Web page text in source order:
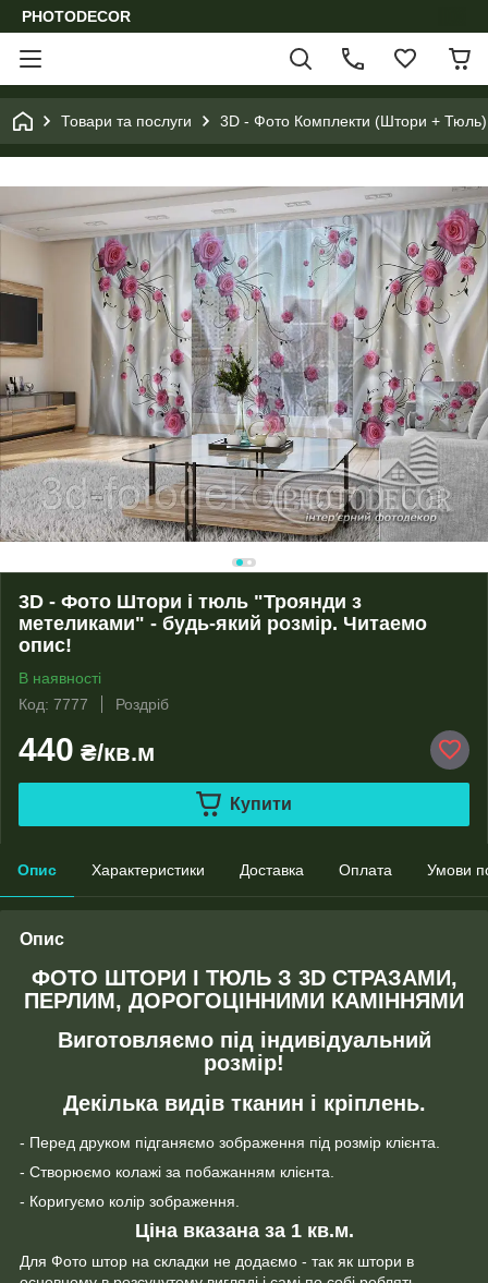
PHOTODECOR
Товари та послуги 3D - Фото Комплекти (Штори + Тюль)
3D - Фото Штори і тюль "Троянди з
метеликами" - будь-який розмір. Читаемо
опис!
В наявності
Код: 7777
Роздріб
440 ₴/кв.м
Купити
Опис Характеристики Доставка Оплата Умови
Опис
ФОТО ШТОРИ І ТЮЛЬ З 3D СТРАЗАМИ,
ПЕРЛИМ, ДОРОГОЦІННИМИ КАМІННЯМИ
Виготовляємо під індивідуальний
розмір!
Декілька видів тканин і кріплень.
- Перед друком підганяємо зображення під розмір клієнта.
- Створюємо колажі за побажанням клієнта.
- Коригуємо колір зображення.
Ціна вказана за 1 кв.м.
Для Фото штор на складки не додаємо - так як штори в